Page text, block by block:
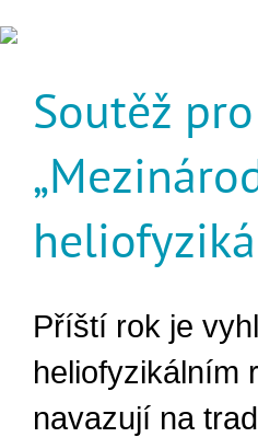
Soutěž
Příští rok je
heliofyzikálním
navazují na